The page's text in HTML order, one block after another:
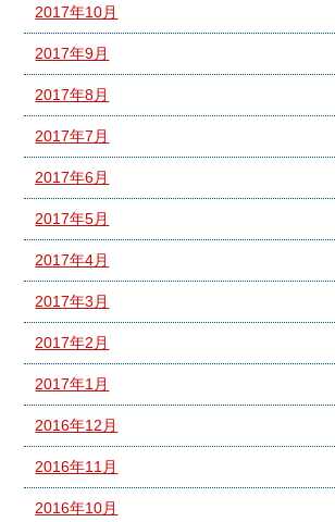
2017年10月
2017年9月
2017年8月
2017年7月
2017年6月
2017年5月
2017年4月
2017年3月
2017年2月
2017年1月
2016年12月
2016年11月
2016年10月